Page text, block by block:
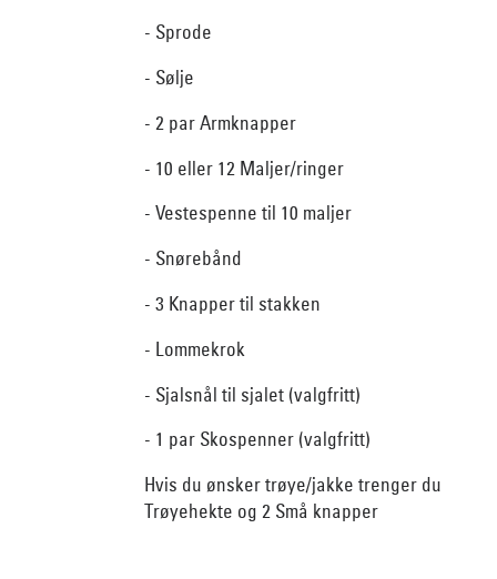
- Sprode
- Sølje
- 2 par Armknapper
- 10 eller 12 Maljer/ringer
- Vestespenne til 10 maljer
- Snørebånd
- 3 Knapper til stakken
- Lommekrok
- Sjalsnål til sjalet (valgfritt)
- 1 par Skospenner (valgfritt)
Hvis du ønsker trøye/jakke trenger du
Trøyehekte og 2 Små knapper